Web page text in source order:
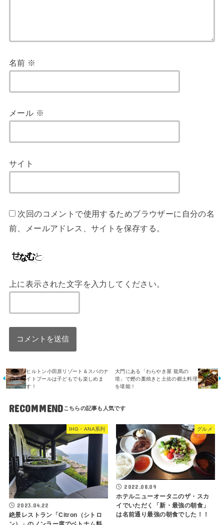
名前 ※
メール ※
サイト
次回のコメントで使用するためブラウザーに自分の名
前、メールアドレス、サイトを保存する。
上に表示された文字を入力してください。
ヒルトン小田原リゾート＆スパのナ
イトプールは子どもでも楽しめま
す！
大門にある「わらやき屋 龍馬の
塔」で鰹の藁焼きと土佐の郷土料理
を堪能！
RECOMMEND
IHG・ANA系列
2023.04.22
絶景レストラン「Citron（シトロ
グルメ
2022.08.09
ホテルニューオータニのザ・スカ
イでいただく「新・最強の朝食」
は名前通り最強の朝食でした！！